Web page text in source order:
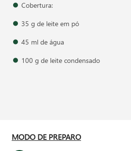
Cobertura:
35 g de leite em pó
45 ml de água
100 g de leite condensado
MODO DE PREPARO